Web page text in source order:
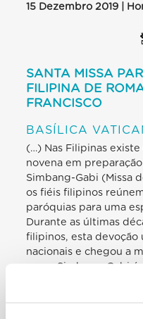
15 Dezembro 2019 |
SANTA MISSA
FILIPINA DE
FRANCISCO
BASÍLICA
(…) Nas Filipinas
novena em
Simbang-Gabi (Missa
os fiéis filipinos
paróquias para uma
Durante as últimas
filipinos, esta devoção
nacionais e chegou a
que a Simbang-Gabi